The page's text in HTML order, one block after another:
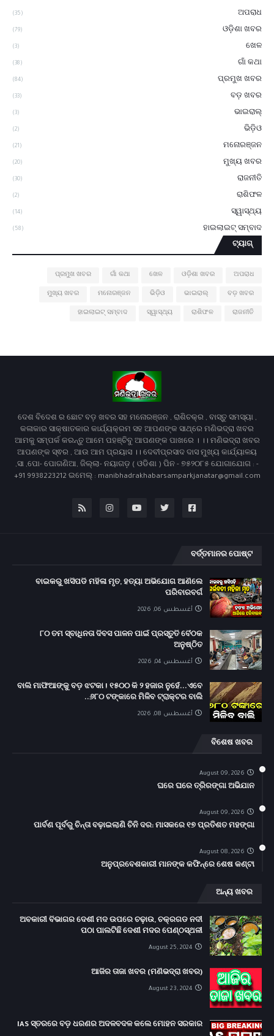
ଅପରାଧ
(35)
ଓଡ଼ିଶା ଖବର
(79)
ଖେଳ
(3)
ଗାଁ କଥା
(38)
ପ୍ରମୁଖ ଖବର
(84)
ବଡ଼ ଖବର
(33)
ଭାଇରାଲ୍
(3)
ଭିଡ଼ିଓ
(2)
ମନୋରଞ୍ଜନ
(21)
ମୁଖ୍ୟ ଖବର
(20)
ରାଜନୀତି
(30)
ରାଶିଫଳ
(2)
ସ୍ୱାସ୍ଥ୍ୟ
(14)
ହାଇଲାଇଟ୍ ସମ୍ବାଦ
(58)
ଟ୍ୟାଗ୍
ଅପରାଧ
ଓଡ଼ିଶା ଖବର
ଖେଳ
ଗାଁ କଥା
ପ୍ରମୁଖ ଖବର
ବଡ଼ ଖବର
ଭାଇରାଲ୍
ଭିଡ଼ିଓ
ମନୋରଞ୍ଜନ
ମୁଖ୍ୟ ଖବର
ରାଜନୀତି
ରାଶିଫଳ
ସ୍ୱାସ୍ଥ୍ୟ
ହାଇଲାଇଟ୍ ସମ୍ବାଦ
ଦେଶ ବିଦେଶ ର ଛୋଟ ବଡ଼ ଖବର ସହ ମନୋରଞ୍ଜନ , ରାଶିଚକ୍ର , ବାସ୍ତୁ ସମସ୍ୟା ,
କଳାକାର ସାକ୍ଷାତକାର କାର୍ଯ୍ୟକ୍ରମ ସହ ଆପଣଙ୍କ ସାଥ୍‌ରେ ମଣିଭଦ୍ରା ଖବର
ଆମକୁ ସମ୍ପର୍କ କରନ୍ତୁ ଆମେ ପହଞ୍ଚିବୁ ଆପଣଙ୍କ ପାଖରେ । ।। ମଣିଭଦ୍ରା ଖବର
ଆପଣଙ୍କ ସ୍ଵର , ଆଉ ଆମ ପ୍ରୟାସ ।। ଦେବୀପ୍ରସାଦ ଦାସ ମୁଖ୍ୟ କାର୍ଯ୍ୟାଳୟ
,ସା ,ପୋ- ପୋଗଣିଆ, ଜିଲ୍ଲା- ନୟାଗଡ଼ ( ଓଡିଶା ) ପିନ - ୭୫୨୦୮୫ ଯୋଗାଯୋଗ : -
+91 9938223212 ଇମେଲ୍ : manibhadrakhabarsamparkjanatar@gmail.com
ବର୍ତ୍ତମାନର ପୋଷ୍ଟ
ବାଇକରୁ ଖସିପଡି ମହିଳା ମୃତ, ହତ୍ୟା ଅଭିଯୋଗ ଆଣିଲେ
ପରିବାରବର୍ଗ
أغسطس 06, 2026
୮୦ ତମ ସ୍ବାଧିନତା ଦିବସ ପାଳନ ପାଇଁ ପ୍ରସ୍ତୁତି ବୈଠକ
ଅନୁଷ୍ଠିତ
أغسطس 04, 2026
ବାଲି ମାଫିଆଙ୍କୁ ବଡ଼ ଝଟକା ! ୧୫୦୦ କି ୨ ହଜାର ନୁହେଁ...ଏବେ
୬୮୦ ଟଙ୍କାରେ ମିଳିବ ଟ୍ରାକ୍ଟର ବାଲି..
أغسطس 08, 2026
ବିଶେଷ ଖବର
August 09, 2026
ଘରେ ଘରେ ତ୍ରିରଙ୍ଗା ଅଭିଯାନ
August 09, 2026
ପାର୍ବଣ ପୂର୍ବରୁ ଚିନ୍ତା ବଢ଼ାଇଲାଣି ଚିନି ଦର: ମାସକରେ ୧୭ ପ୍ରତିଶତ ମହଙ୍ଗା
August 08, 2026
ଅନୁପ୍ରବେଶକାରୀ ମାନଙ୍କ କଫିନ୍‌ରେ ଶେଷ କଣ୍ଟା
ଅନ୍ୟ ଖବର
ଅବକାରୀ ବିଭାଗର ଦେଶୀ ମଦ ଉପରେ ଚଢ଼ାଉ, ଚକ୍ରଗଡ ନଦୀ
ପଠା ପାଲଟିଛି ଦେଶୀ ମଦର ପେଣ୍ଠସ୍ଥଳୀ
August 25, 2024
ଆଜିର ତାଜା ଖବର (ମଣିଭଦ୍ରା ଖବର)
August 23, 2024
IAS ସ୍ତରରେ ବଡ଼ ଧରଣର ଅଦଳବଦଳ କଲେ ମୋହନ ସରକାର